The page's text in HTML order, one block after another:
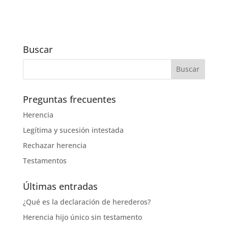
Buscar
Preguntas frecuentes
Herencia
Legítima y sucesión intestada
Rechazar herencia
Testamentos
Últimas entradas
¿Qué es la declaración de herederos?
Herencia hijo único sin testamento